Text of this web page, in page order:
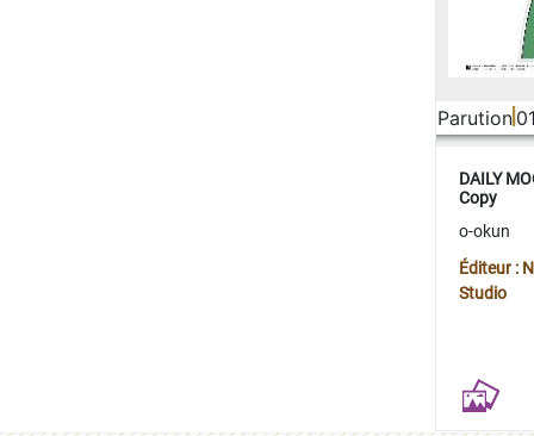
Parution
DAILY
Copy
o-okun
Éditeur :
Studio